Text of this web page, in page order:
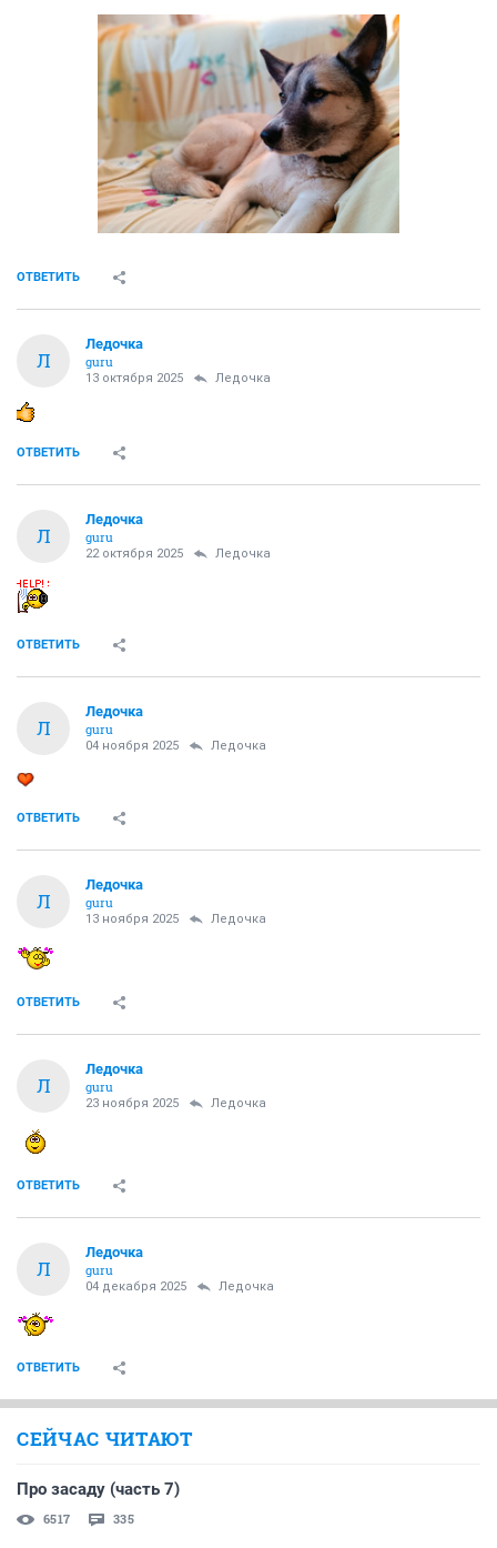
ОТВЕТИТЬ
Л
Ледочка
guru
13 октября 2025 Ледочка
ОТВЕТИТЬ
Л
Ледочка
guru
22 октября 2025 Ледочка
ОТВЕТИТЬ
Л
Ледочка
guru
04 ноября 2025 Ледочка
ОТВЕТИТЬ
Л
Ледочка
guru
13 ноября 2025 Ледочка
ОТВЕТИТЬ
Л
Ледочка
guru
23 ноября 2025 Ледочка
ОТВЕТИТЬ
Л
Ледочка
guru
04 декабря 2025 Ледочка
ОТВЕТИТЬ
СЕЙЧАС ЧИТАЮТ
Про засаду (часть 7)
6517 335